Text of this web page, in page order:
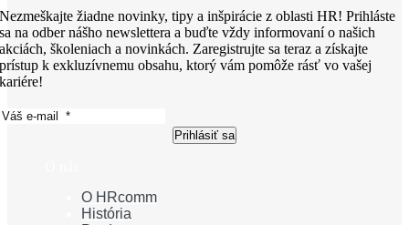
Nezmeškajte žiadne novinky, tipy a inšpirácie z oblasti HR! Prihláste
sa na odber nášho newslettera a buďte vždy informovaní o našich
akciách, školeniach a novinkách. Zaregistrujte sa teraz a získajte
prístup k exkluzívnemu obsahu, ktorý vám pomôže rásť vo vašej
kariére!
Prihlásiť sa
O HRcomm
História